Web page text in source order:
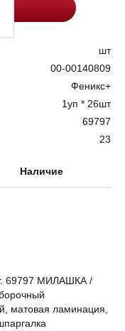
шт
00-00140809
Феникс+
1уп * 26шт
69797
23
Наличие
69797 МИЛАШКА /
матовая ламинация,